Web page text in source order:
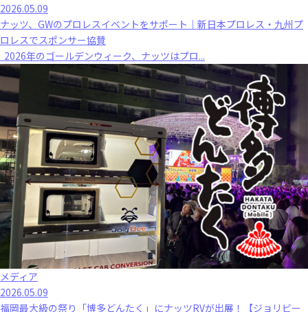
2026.05.09
ナッツ、GWのプロレスイベントをサポート｜新日本プロレス・九州プ
ロレスでスポンサー協賛
2026年のゴールデンウィーク、ナッツはプロ...
メディア
2026.05.09
福岡最大級の祭り「博多どんたく」にナッツRVが出展！【ジョリビー